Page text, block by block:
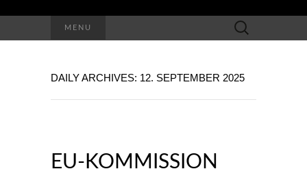
MENU
Suchen
nach:
DAILY ARCHIVES: 12. SEPTEMBER 2025
EU-KOMMISSION